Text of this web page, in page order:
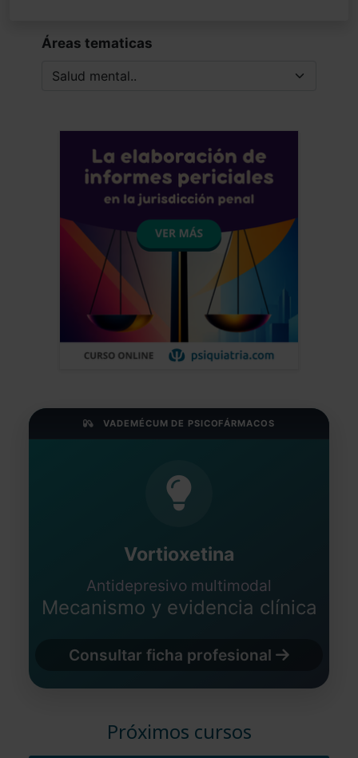
Áreas tematicas
VADEMÉCUM DE PSICOFÁRMACOS
Vortioxetina
Antidepresivo multimodal
Mecanismo y evidencia clínica
Consultar ficha profesional
Próximos cursos